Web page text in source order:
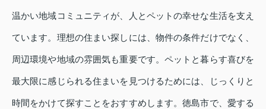
温かい地域コミュニティが、人とペットの幸せな生活を支え
ています。理想の住まい探しには、物件の条件だけでなく、
周辺環境や地域の雰囲気も重要です。ペットと暮らす喜びを
最大限に感じられる住まいを見つけるためには、じっくりと
時間をかけて探すことをおすすめします。徳島市で、愛する